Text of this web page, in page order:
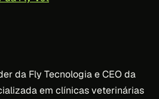
da Fly Tecnologia e CEO da
em clínicas veterinárias